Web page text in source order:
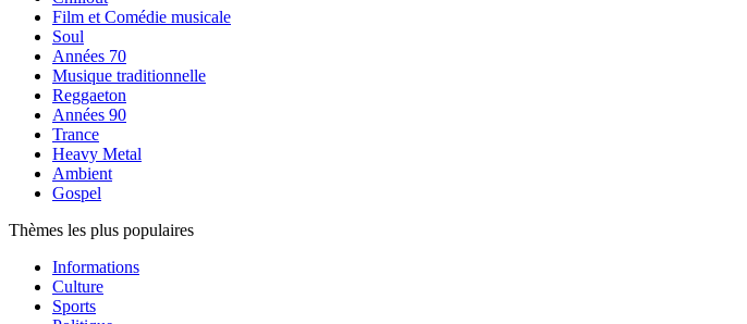
Film et Comédie musicale
Soul
Années 70
Musique traditionnelle
Reggaeton
Années 90
Trance
Heavy Metal
Ambient
Gospel
Thèmes les plus populaires
Informations
Culture
Sports